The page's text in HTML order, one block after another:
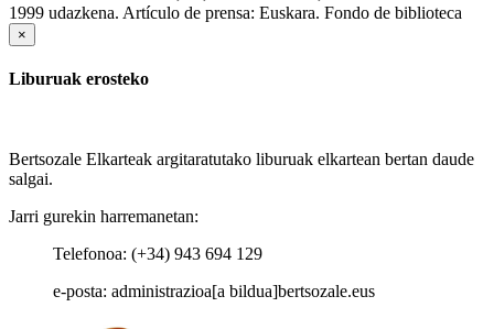
1999 udazkena. Artículo de prensa: Euskara. Fondo de biblioteca
×
Liburuak erosteko
Bertsozale Elkarteak argitaratutako liburuak elkartean bertan daude
salgai.
Jarri gurekin harremanetan:
Telefonoa: (+34) 943 694 129
e-posta: administrazioa[a bildua]bertsozale.eus